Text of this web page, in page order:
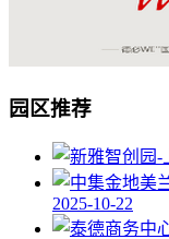
园区推荐
2025-10-22